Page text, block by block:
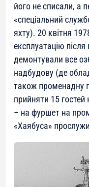
його не списали, а
«спеціальний
яхту). 20 квітня
експлуатацію
демонтували все
надбудову (де
також променадну
прийняти 15
– на фуршет на
«Хаябуса»